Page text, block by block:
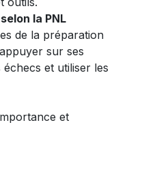
la PNL
de la préparation
sur ses
et utiliser les
et